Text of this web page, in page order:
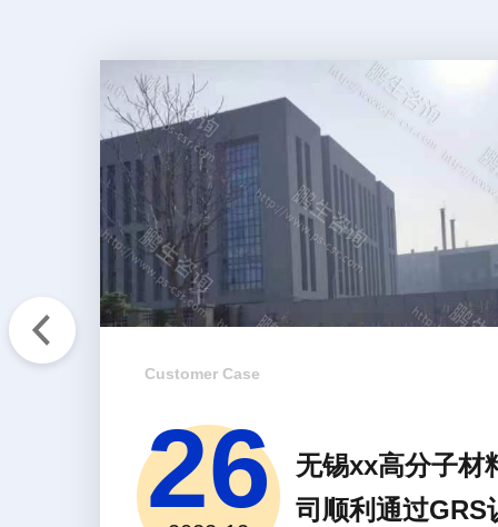
Customer Case
26
无锡xx高分子材
司顺利通过GRS